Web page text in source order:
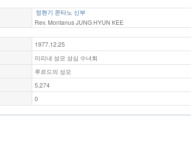
정현기 몬타노 신부
Rev. Montanus JUNG HYUN KEE
1977.12.25
미리내 성모 성심 수녀회
루르드의 성모
5,274
0